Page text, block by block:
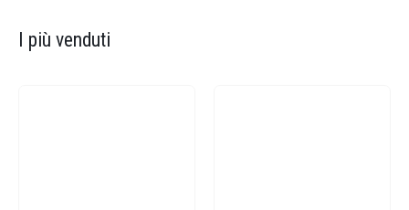
I più venduti